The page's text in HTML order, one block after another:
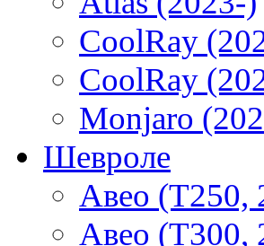
CoolRay
CoolRay
Monjaro
Шевроле
Авео (T250,
Авео (T300,